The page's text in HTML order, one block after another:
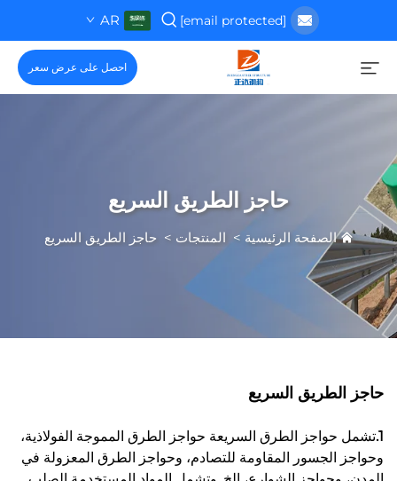
[email protected]
AR
احصل على عرض سعر
حاجز الطريق السريع
الصفحة الرئيسية > المنتجات > حاجز الطريق السريع
حاجز الطريق السريع
1.تشمل حواجز الطرق السريعة حواجز الطرق المموجة الفولاذية،
وحواجز الجسور المقاومة للتصادم، وحواجز الطرق المعزولة في